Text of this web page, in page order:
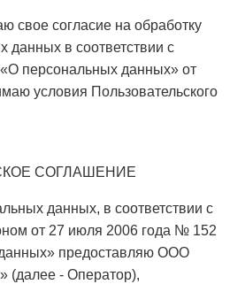
свое согласие на обработку
данных в соответствии с
персональных данных» от
условия Пользовательского
СОГЛАШЕНИЕ
данных, в соответствии с
от 27 июля 2006 года № 152
предоставляю ООО
(далее - Оператор),